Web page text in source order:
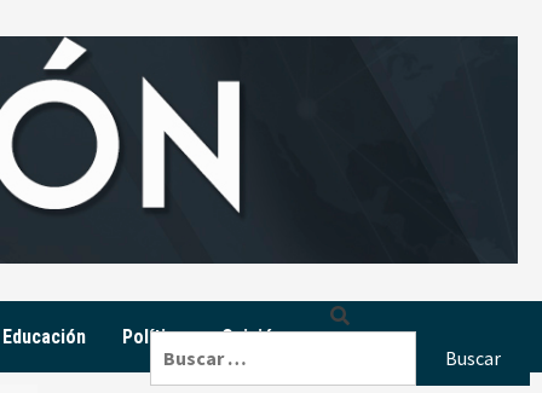
Educación Política Opinión